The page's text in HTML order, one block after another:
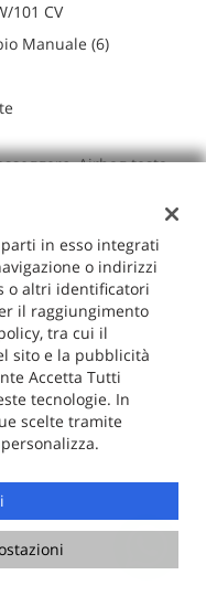
101 CV
Manuale (6)
Airbag testa,
Boardcomputer,
Controllo
della corsia, Controllo
ESP, Fari LED,
display, Hill holder,
Luci diurne LED,
Riconoscimento dei
interamente digitale,
luce, Sensore di
Servosterzo, Sistema
Sospensioni
Telecamera
assistito, Touch screen,
Vetri oscurati,
in esso integrati
o indirizzi
o altri identificatori
il raggiungimento
tra cui il
sito e la pubblicità
Accetta Tutti
tecnologie. In
scelte tramite